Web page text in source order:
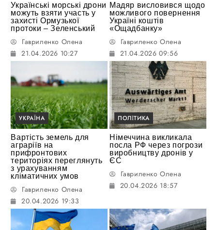
Українські морські дрони
можуть взяти участь у
захисті Ормузької
протоки – Зеленський
Гавриленко Олена
21.04.2026 10:27
Мадяр висловився щодо
можливого повернення
Україні коштів
«Ощадбанку»
Гавриленко Олена
21.04.2026 09:56
УКРАЇНА
Вартість земель для
аграріїв на
прифронтових
територіях переглянуть
з урахуванням
кліматичних умов
Гавриленко Олена
20.04.2026 19:33
ПОЛІТИКА
Німеччина викликала
посла РФ через погрози
виробництву дронів у
ЄС
Гавриленко Олена
20.04.2026 18:57